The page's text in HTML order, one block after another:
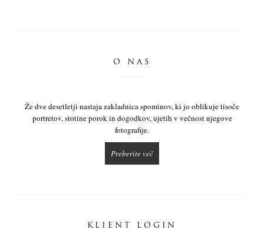
O NAS
Že dve desetletji nastaja zakladnica spominov, ki jo oblikuje tisoče
portretov, stotine porok in dogodkov, ujetih v večnost njegove
fotografije.
Preberite več
KLIENT LOGIN